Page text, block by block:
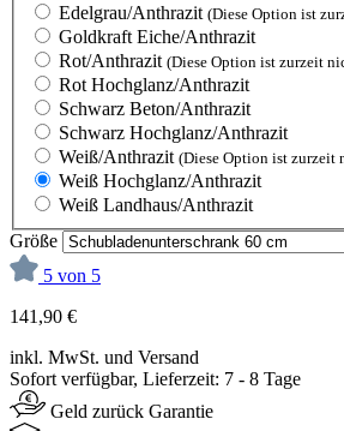
Edelgrau/Anthrazit (Diese Option ist
Goldkraft Eiche/Anthrazit
Rot/Anthrazit (Diese Option ist zurzeit
Rot Hochglanz/Anthrazit
Schwarz Beton/Anthrazit
Schwarz Hochglanz/Anthrazit
Weiß/Anthrazit (Diese Option ist zurzeit
Weiß Hochglanz/Anthrazit
Weiß Landhaus/Anthrazit
Größe
5 von 5
141,90 €
inkl. MwSt. und Versand
Sofort verfügbar, Lieferzeit: 7 - 8 Tage
Geld zurück Garantie